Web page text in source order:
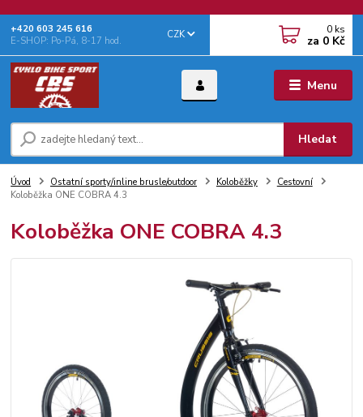
Menu
CZK
Hledat
+‭420 603 245 616‬
E-SHOP: Po-Pá, 8-17 hod.
0 ks
za 0 Kč
Úvod Ostatní sporty/inline brusle/outdoor Koloběžky
Cestovní
Koloběžka ONE COBRA 4.3
Koloběžka ONE COBRA 4.3